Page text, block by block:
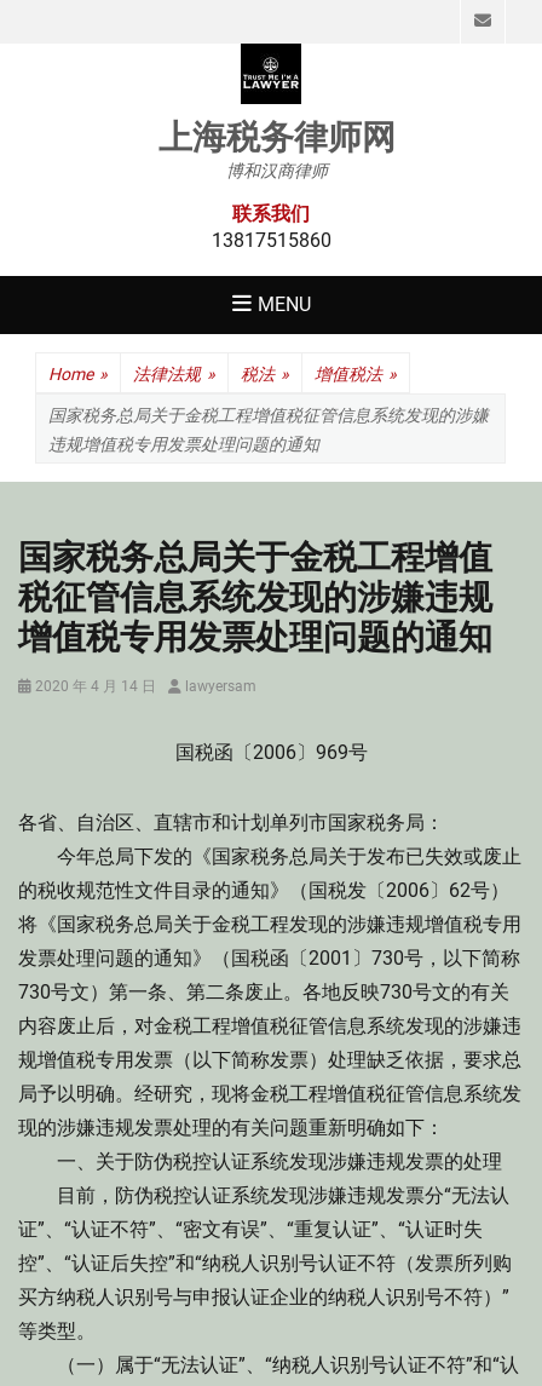
上海税务律师网
博和汉商律师
联系我们
13817515860
MENU
Home » 法律法规 » 税法 » 增值税法 »
国家税务总局关于金税工程增值税征管信息系统发现的涉嫌
违规增值税专用发票处理问题的通知
国家税务总局关于金税工程增值
税征管信息系统发现的涉嫌违规
增值税专用发票处理问题的通知
Posted
2020 年 4 月 14 日 Authorlawyersam
国税函〔2006〕969号
各省、自治区、直辖市和计划单列市国家税务局：
今年总局下发的《国家税务总局关于发布已失效或废止
的税收规范性文件目录的通知》（国税发〔2006〕62号）
将《国家税务总局关于金税工程发现的涉嫌违规增值税专用
发票处理问题的通知》（国税函〔2001〕730号，以下简称
730号文）第一条、第二条废止。各地反映730号文的有关
内容废止后，对金税工程增值税征管信息系统发现的涉嫌违
规增值税专用发票（以下简称发票）处理缺乏依据，要求总
局予以明确。经研究，现将金税工程增值税征管信息系统发
现的涉嫌违规发票处理的有关问题重新明确如下：
一、关于防伪税控认证系统发现涉嫌违规发票的处理
目前，防伪税控认证系统发现涉嫌违规发票分“无法认
证”、“认证不符”、“密文有误”、“重复认证”、“认证时失
控”、“认证后失控”和“纳税人识别号认证不符（发票所列购
买方纳税人识别号与申报认证企业的纳税人识别号不符）”
等类型。
（一）属于“无法认证”、“纳税人识别号认证不符”和“认